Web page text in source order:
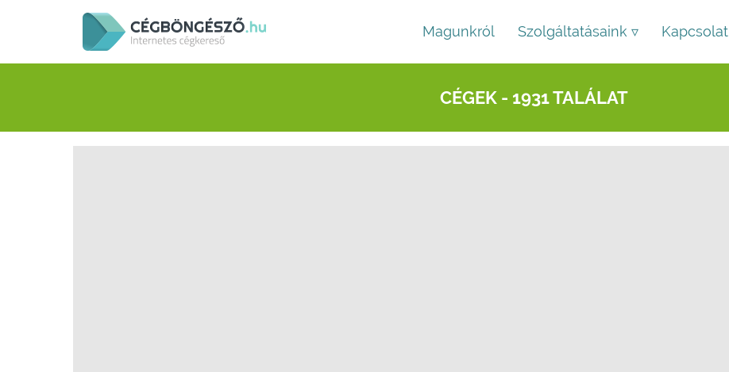
Magunkról Szolgáltatásaink ▿ Kapcsolat
CÉGEK - 1931 TALÁLAT